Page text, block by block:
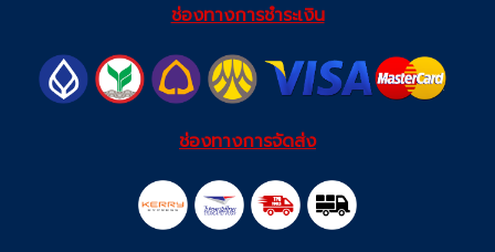
ช่องทางการชำระเงิน
ช่องทางการจัดส่ง